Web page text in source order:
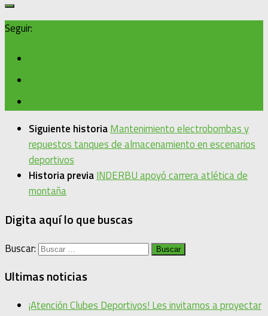
Seguir:
Siguiente historiaMantenimiento electrobombas y
repuestos tanques de almacenamiento en escenarios
deportivos
Historia previaINDERBU apoyó carrera atlética de
montaña
Digita aquí lo que buscas
Buscar:
Ultimas noticias
¡Atención Clubes Deportivos! Les invitamos a proyectar